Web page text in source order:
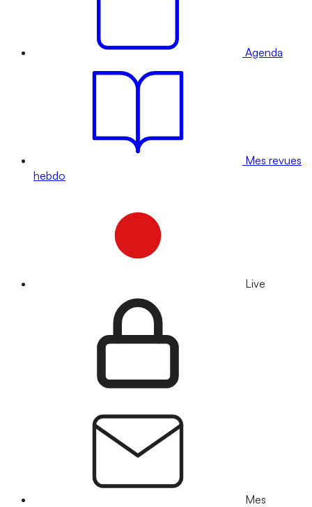
Agenda
Mes revues
hebdo
Live
Mes